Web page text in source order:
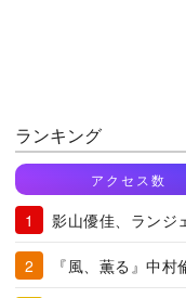
ランキング
アクセス数
影山優佳、ランジ
『風、薫る』中